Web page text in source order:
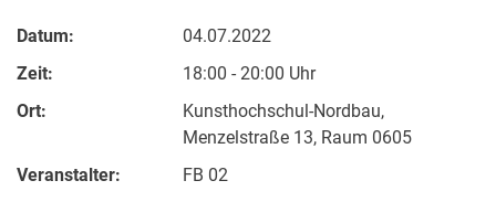
Datum:
04.07.2022
Zeit:
18:00 - 20:00 Uhr
Ort:
Kunsthochschul-Nordbau,
Menzelstraße 13, Raum 0605
Veranstalter:
FB 02